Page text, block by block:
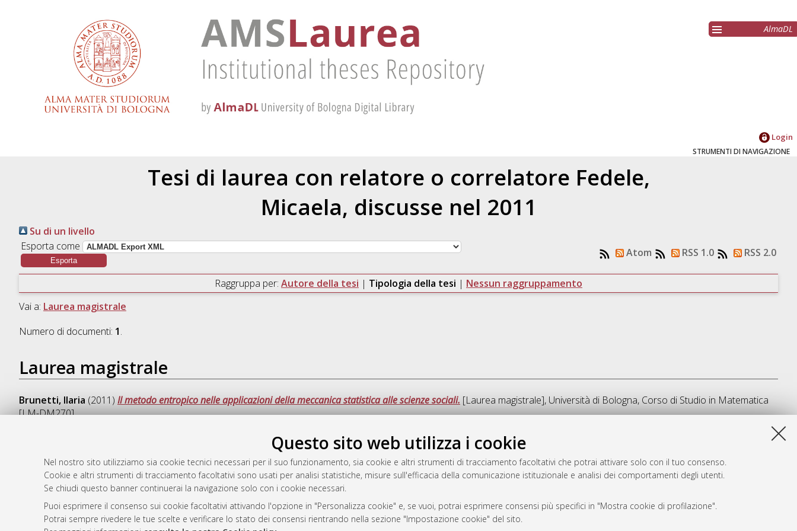
Questo sito web utilizza i cookie
Nel nostro sito utilizziamo sia cookie tecnici necessari per il suo funzionamento, sia cookie e altri strumenti di tracciamento facoltativi che potrai attivare solo con il tuo consenso.
Cookie e altri strumenti di tracciamento facoltativi sono usati per analisi statistiche, misure sull'efficacia della comunicazione istituzionale e analisi dei comportamenti degli utenti.
Se chiudi questo banner continuerai la navigazione solo con i cookie necessari.
Puoi esprimere il consenso sui cookie facoltativi attivando l'opzione in "Personalizza cookie" e, se vuoi, potrai esprimere consensi più specifici in "Mostra cookie di profilazione".
Potrai sempre rivedere le tue scelte e verificare lo stato dei consensi rientrando nella sezione "Impostazione cookie" del sito.
AlmaDL
Login
STRUMENTI DI NAVIGAZIONE
Tesi di laurea con relatore o correlatore Fedele,
Micaela, discusse nel 2011
Su di un livello
Esporta come
Atom RSS 1.0 RSS 2.0
Raggruppa per: Autore della tesi | Tipologia della tesi | Nessun raggruppamento
Vai a: Laurea magistrale
Numero di documenti: 1.
Laurea magistrale
Brunetti, Ilaria (2011) Il metodo entropico nelle applicazioni della meccanica statistica alle scienze sociali. [Laurea magistrale], Università di Bologna, Corso di Studio in Matematica
[LM-DM270]
Questa lista e' stata generata il Fri Aug 7 11:59:32 2026 CEST
Atom
Rss 2.0
AMS Laurea
Servizio implementato e gestito da
Impostazioni Cookie
Informativa sulla privacy